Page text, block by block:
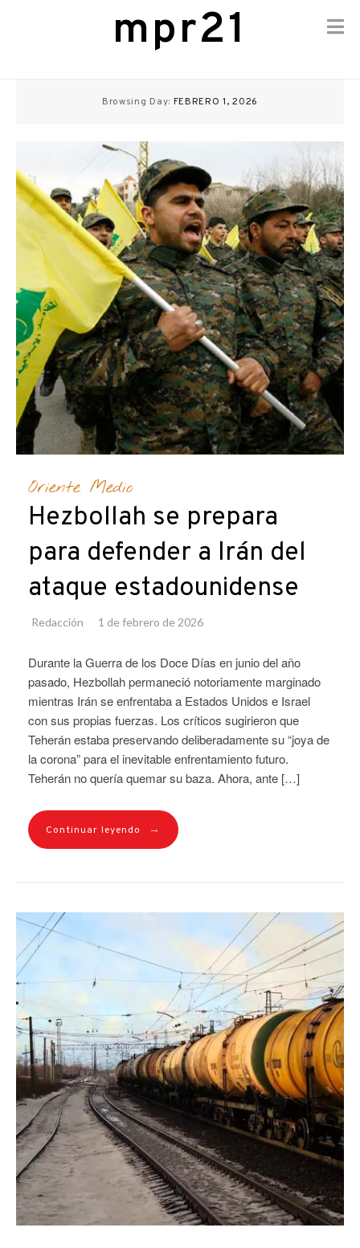
mpr21
Browsing Day: FEBRERO 1, 2026
Oriente Medio
Hezbollah se prepara
para defender a Irán del
ataque estadounidense
Redacción 1 de febrero de 2026
Durante la Guerra de los Doce Días en junio del año
pasado, Hezbollah permaneció notoriamente marginado
mientras Irán se enfrentaba a Estados Unidos e Israel
con sus propias fuerzas. Los críticos sugirieron que
Teherán estaba preservando deliberadamente su “joya de
la corona” para el inevitable enfrentamiento futuro.
Teherán no quería quemar su baza. Ahora, ante […]
Continuar leyendo →